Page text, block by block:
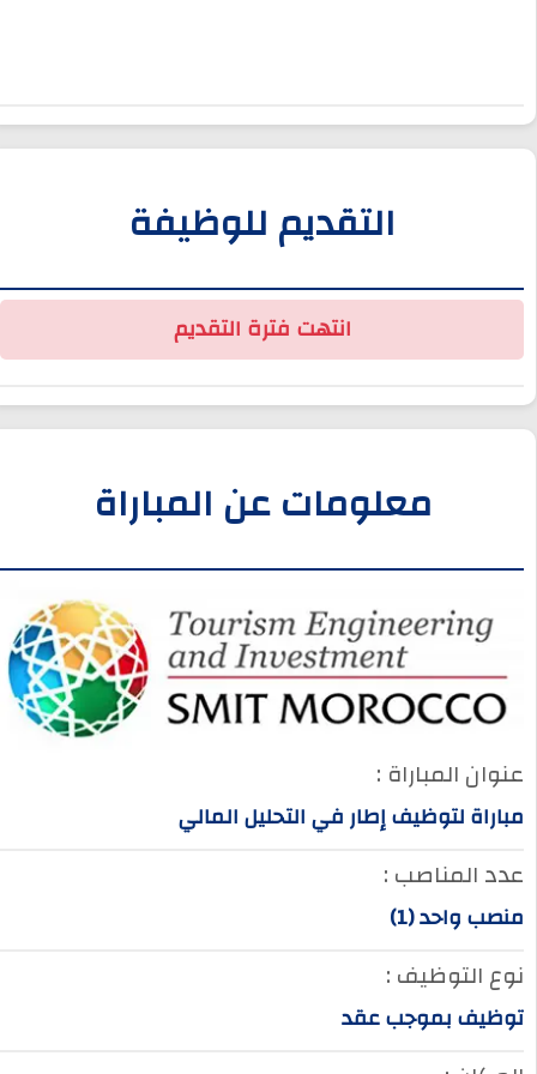
التقديم للوظيفة
انتهت فترة التقديم
معلومات عن المباراة
عنوان المباراة :
مباراة لتوظيف إطار في التحليل المالي
عدد المناصب :
منصب واحد (1)
نوع التوظيف :
توظيف بموجب عقد